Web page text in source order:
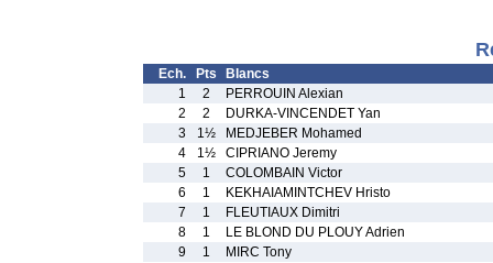
Ech. Pts
Blancs
1
2
PERROUIN Alexian
2
2
DURKA-VINCENDET Yan
3
1½
MEDJEBER Mohamed
4
1½
CIPRIANO Jeremy
5
1
COLOMBAIN Victor
6
1
KEKHAIAMINTCHEV Hristo
7
1
FLEUTIAUX Dimitri
8
1
LE BLOND DU PLOUY Adrien
9
1
MIRC Tony